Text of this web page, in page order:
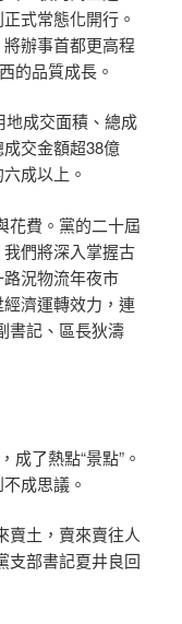
式常態化開行。
辦事首都更高程
的品質成長。
地成交面積、總成
交金額超38億
成以上。
花費。黨的二十屆
們將深入掌握古
況物流年夜市
濟運轉效力，連
書記、區長狄濤
成了熱點“景點”。
成思議。
賣土，賣來賣往人
支部書記夏井良回